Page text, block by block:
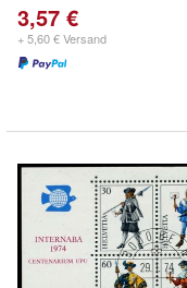
3,57 €
+ 5,60 € Versand